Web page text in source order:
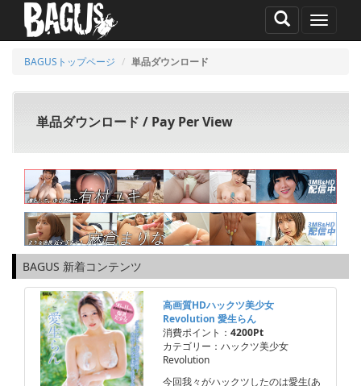
MENU
BAGUSトップページ 単品ダウンロード
単品ダウンロード / Pay Per View
BAGUS 新着コンテンツ
高画質HDハックツ美少女
Revolution 愛生らん
消費ポイント： 4200Pt
カテゴリー：ハックツ美少女
Revolution
今回我々がハックツしたのは愛生(あ